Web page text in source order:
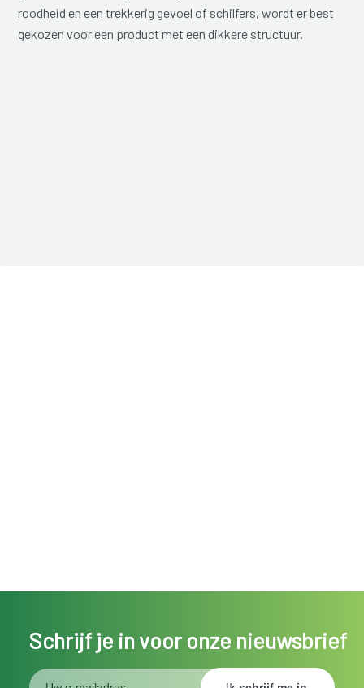
roodheid en een trekkerig gevoel of schilfers, wordt er best
gekozen voor een product met een dikkere structuur.
Schrijf je in voor onze nieuwsbrief